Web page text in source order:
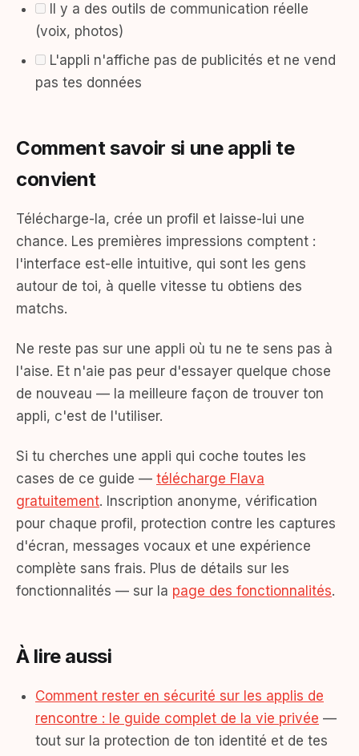
Il y a des outils de communication réelle
(voix, photos)
L'appli n'affiche pas de publicités et ne vend
pas tes données
Comment savoir si une appli te
convient
Télécharge-la, crée un profil et laisse-lui une
chance. Les premières impressions comptent :
l'interface est-elle intuitive, qui sont les gens
autour de toi, à quelle vitesse tu obtiens des
matchs.
Ne reste pas sur une appli où tu ne te sens pas à
l'aise. Et n'aie pas peur d'essayer quelque chose
de nouveau — la meilleure façon de trouver ton
appli, c'est de l'utiliser.
Si tu cherches une appli qui coche toutes les
cases de ce guide — télécharge Flava
gratuitement. Inscription anonyme, vérification
pour chaque profil, protection contre les captures
d'écran, messages vocaux et une expérience
complète sans frais. Plus de détails sur les
fonctionnalités — sur la page des fonctionnalités.
À lire aussi
Comment rester en sécurité sur les applis de
rencontre : le guide complet de la vie privée —
tout sur la protection de ton identité et de tes